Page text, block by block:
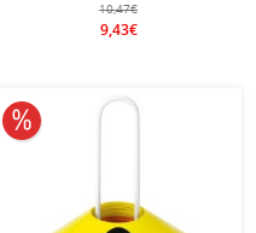
10,47€
9,43€
10% reduziert